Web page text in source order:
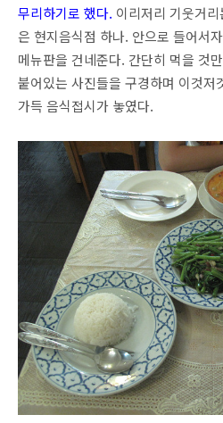
무리하기로 했다. 이리저리 기웃거
은 현지음식점 하나. 안으로 들어서
메뉴판을 건네준다. 간단히 먹을 것
붙어있는 사진들을 구경하며 이것저
가득 음식접시가 놓였다.